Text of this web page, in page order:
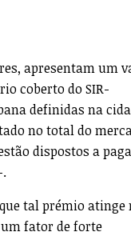
apresentam um
coberto do SIR-
definidas na
no total do
dispostos a
tal prémio
fator de forte